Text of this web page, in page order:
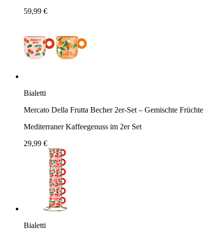
59,99 €
Bialetti
Mercato Della Frutta Becher 2er-Set – Gemischte Früchte
Mediterraner Kaffeegenuss im 2er Set
29,99 €
Bialetti